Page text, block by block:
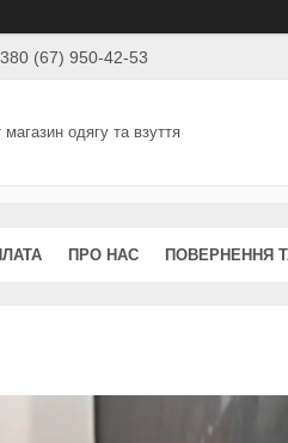
(67) 950-42-53
магазин одягу та взуття
ПРО НАС ПОВЕРНЕННЯ